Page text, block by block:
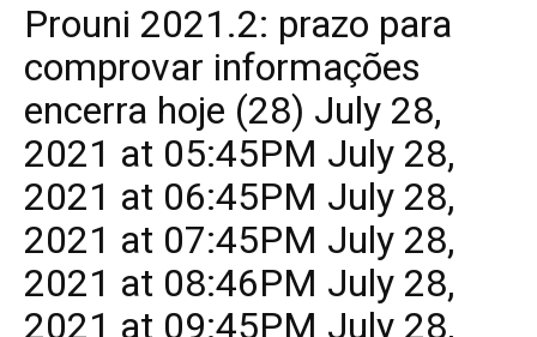
Prouni 2021.2: prazo para
comprovar informações
encerra hoje (28) July 28,
2021 at 05:45PM July 28,
2021 at 06:45PM July 28,
2021 at 07:45PM July 28,
2021 at 08:46PM July 28,
2021 at 09:45PM July 28,